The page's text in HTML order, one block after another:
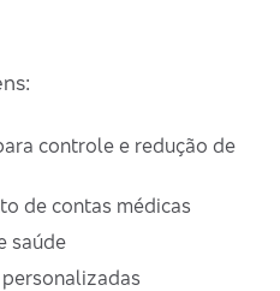
controle e redução de
de contas médicas
saúde